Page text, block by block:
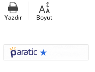
Yazdır Boyut